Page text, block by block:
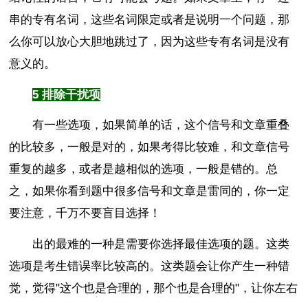
串的专有名词，这些名词限定或者是说明一个问题，那
么你可以放心大胆地跳过了，因为这些专有名词是没有
意义的。
5 排除干扰项
有一些选项，如果简单的话，这个信号和文章重叠
的比较多，一般是对的，如果考得比较难，和文章信号
重复的越多，或者是越相似的选项，一般是错的。总
之，如果你看到题中很多信号和文章是雷同的，你一定
要注意，千万不要盲目选择！
出的最难的一种是需要你选择最佳选项的题。这类
选项是考生错误率比较高的。这类题会让你产生一种错
觉，觉得"这个也是合理的，那个也是合理的"，让你左右